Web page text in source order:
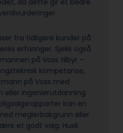
fra tidligere kunder på
erfaringer. Sjekk også
på Voss tilbyr –
kompetanse,
på Voss med
eller ingeniørutdanning.
kan en
meglerbakgrunn eller
et godt valg. Husk